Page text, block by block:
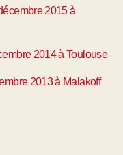
2015 à
2014 à Toulouse
2013 à Malakoff